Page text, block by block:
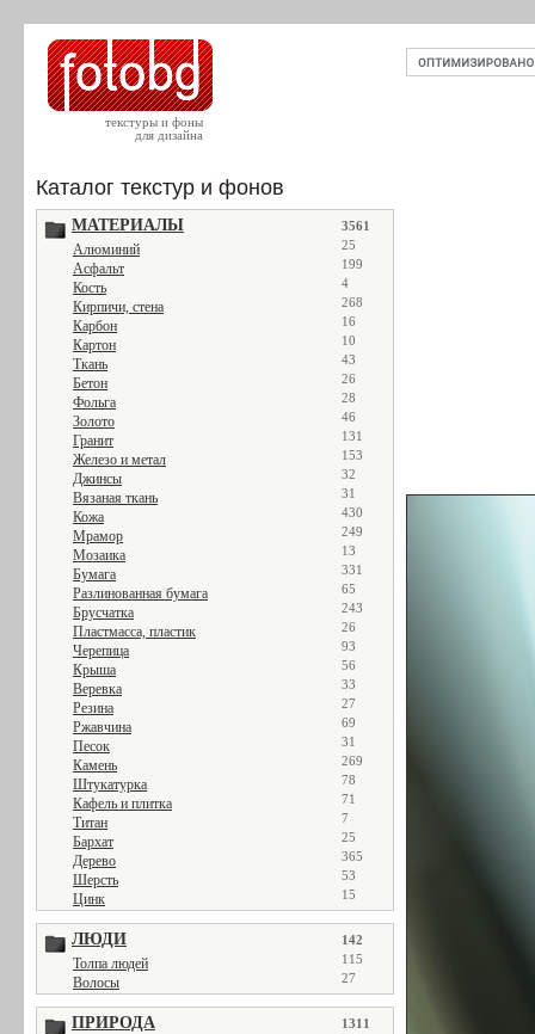
текстуры и фоны
для дизайна
Каталог текстур и фонов
МАТЕРИАЛЫ 3561
Алюминий 25
Асфальт 199
Кость 4
Кирпичи, стена 268
Карбон 16
Картон 10
Ткань 43
Бетон 26
Фольга 28
Золото 46
Гранит 131
Железо и метал 153
Джинсы 32
Вязаная ткань 31
Кожа 430
Мрамор 249
Мозаика 13
Бумага 331
Разлинованная бумага 65
Брусчатка 243
Пластмасса, пластик 26
Черепица 93
Крыша 56
Веревка 33
Резина 27
Ржавчина 69
Песок 31
Камень 269
Штукатурка 78
Кафель и плитка 71
Титан 7
Бархат 25
Дерево 365
Шерсть 53
Цинк 15
ЛЮДИ 142
Толпа людей 115
Волосы 27
ПРИРОДА 1311